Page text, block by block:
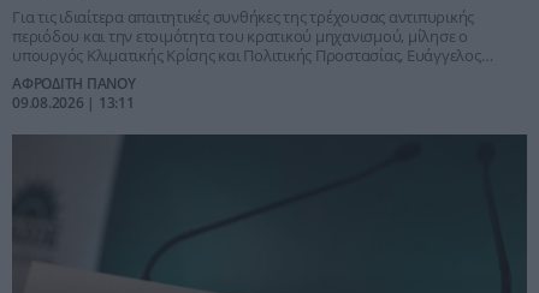
Για τις ιδιαίτερα απαιτητικές συνθήκες της τρέχουσας αντιπυρικής
περιόδου και την ετοιμότητα του κρατικού μηχανισμού, μίλησε ο
υπουργός Κλιματικής Κρίσης και Πολιτικής Προστασίας, Ευάγγελος
Τουρνάς.
ΑΦΡΟΔΙΤΗ ΠΑΝΟΥ
09.08.2026 | 13:11